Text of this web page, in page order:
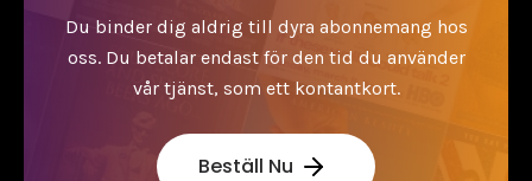
Du binder dig aldrig till dyra abonnemang hos
oss. Du betalar endast för den tid du använder
vår tjänst, som ett kontantkort.
Beställ Nu